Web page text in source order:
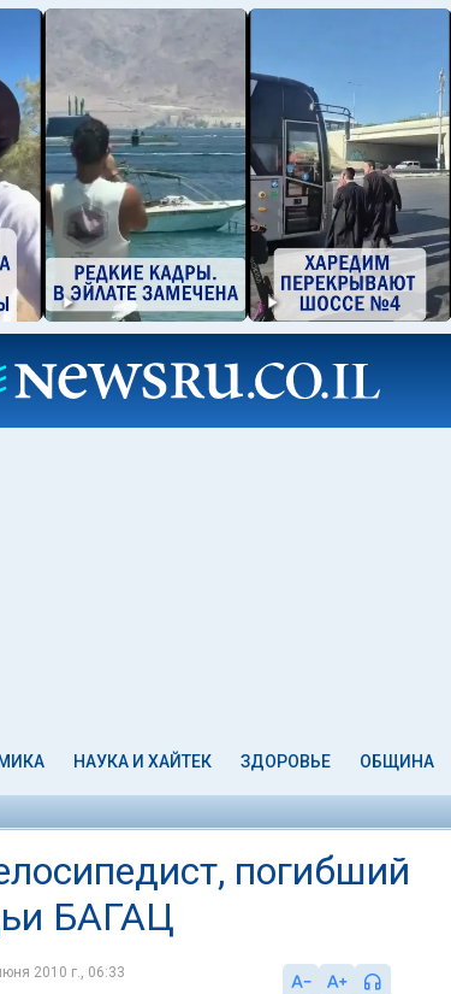
НАУКА И ХАЙТЕК ЗДОРОВЬЕ ОБЩИНА
погибший
БАГАЦ
2010 г., 06:33